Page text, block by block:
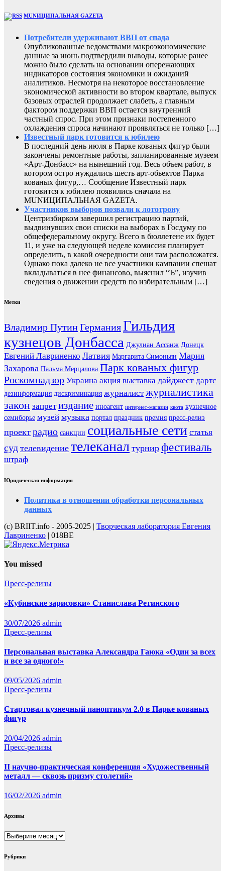
MUNИЦИПАЛЬНАЯ GAZЕТА
Потребители удерживают ВВП от спада
Опубликованные ведомствами макроэкономические
данные за июнь подтвердили выводы, которые ранее
можно было сделать на основании опережающих
индикаторов состояния экономики и ожиданий
аналитиков. Несмотря на некоторое восстановление
экономической активности во втором квартале, выпуск
базовых отраслей продолжает слабеть, а главным
фактором поддержки ВВП остается внутренний
частный спрос. При этом признаки постепенного
охлаждения спроса начинают проявляться не только […]
Известный парк готовится к юбилею
В последний день июля в Парке кованых фигур были
закончены ремонтные работы, запланированные музеем
«Арт-Донбасс» на нынешний год. Весь объем работ, в
котором остро нуждались шесть арт-обьектов Парка
кованых фигур,… Сообщение Известный парк
готовится к юбилею появились сначала на
MUNИЦИПАЛЬНАЯ GAZЕТА.
Участников выборов позвали к лототрону
Центризбирком завершил регистрацию партий,
выдвинувших свои списки на выборах в Госдуму по
общефедеральному округу. Всего в бюллетене их будет
11, и уже на следующей неделе комиссия планирует
определить, в какой очередности они там расположатся.
Однако пока далеко не все участники кампании спешат
вкладываться в нее финансово, выяснил “Ъ”, изучив
сведения о движении средств по избирательным […]
Метки
Владимир ПутинГерманияГильдия
кузнецов Донбасса Джулиан Ассанж Донецк
Евгений Лавриненко Латвия Маргарита Симоньян Мария
Захарова Пальма Мерцалова Парк кованых фигур
Роскомнадзор Украина акция выставка дайджест дартс
дезинформация дискриминация журналист журналистика
закон запрет издание иноагент интернет-магазин квота кузнечное
семиборье музей музыка портал праздник премия пресс-релиз
проект радио санкции социальные сети статья
суд телевидение телеканал турнир фестиваль
штраф
Юридическая информация
Политика в отношении обработки персональных
данных
(с) BRIIT.info - 2005-2025 | Творческая лаборатория Евгения
Лавриненко | 018BE
You missed
Пресс-релизы
«Кубинские зарисовки» Станислава Ретинского
30/07/2026 admin
Пресс-релизы
Персональная выставка Александра Гаюка «Один за всех
и все за одного!»
09/05/2026 admin
Пресс-релизы
Стартовал кузнечный паноптикум 2.0 в Парке кованых
фигур
20/04/2026 admin
Пресс-релизы
II научно-практическая конференция «Художественный
металл — сквозь призму столетий»
16/02/2026 admin
Архивы
Архивы
Рубрики